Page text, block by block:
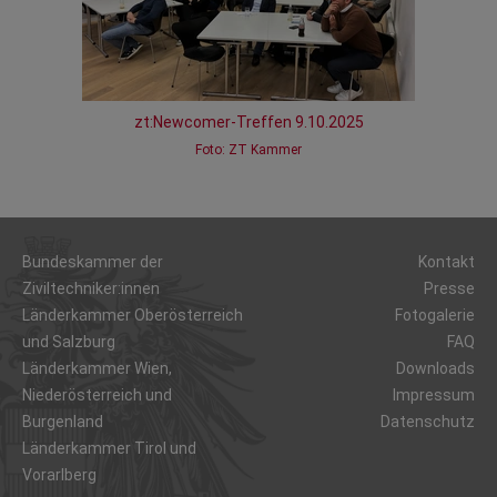
zt:Newcomer-Treffen 9.10.2025
Foto: ZT Kammer
Bundeskammer der
Ziviltechniker:innen
Länderkammer Oberösterreich
und Salzburg
Länderkammer Wien,
Niederösterreich und
Burgenland
Länderkammer Tirol und
Vorarlberg
Kontakt
Presse
Fotogalerie
FAQ
Downloads
Impressum
Datenschutz